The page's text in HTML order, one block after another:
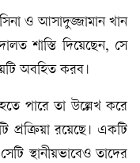
ও আসাদুজ্জামান খান
শাস্তি দিয়েছেন, সে
অবহিত করব।
পারে তা উল্লেখ করে
প্রক্রিয়া রয়েছে। একটি
স্থানীয়ভাবেও তাদের